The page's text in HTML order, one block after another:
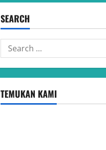
SEARCH
Search
for:
TEMUKAN KAMI